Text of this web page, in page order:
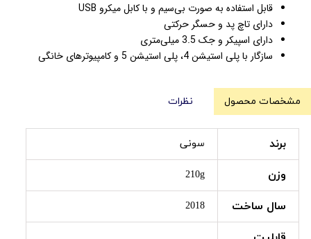
قابل استفاده به صورت بی‌سیم و با کابل میکرو USB
دارای تاچ پد و حسگر حرکتی
دارای اسپیکر و جک 3.5 میلی‌متری
سازگار با پلی استیشن 4، پلی استیشن 5 و کامپیوترهای خانگی
مشخصات محصول نظرات
برند سونی
وزن 210g
سال ساخت 2018